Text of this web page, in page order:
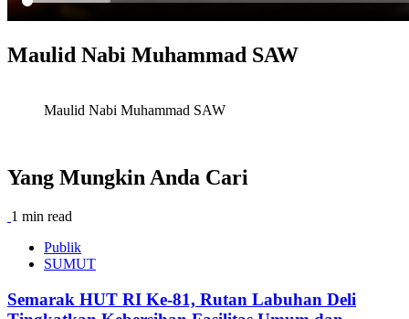
Maulid Nabi Muhammad SAW
Maulid Nabi Muhammad SAW
Yang Mungkin Anda Cari
1 min read
Publik
SUMUT
Semarak HUT RI Ke-81, Rutan Labuhan Deli